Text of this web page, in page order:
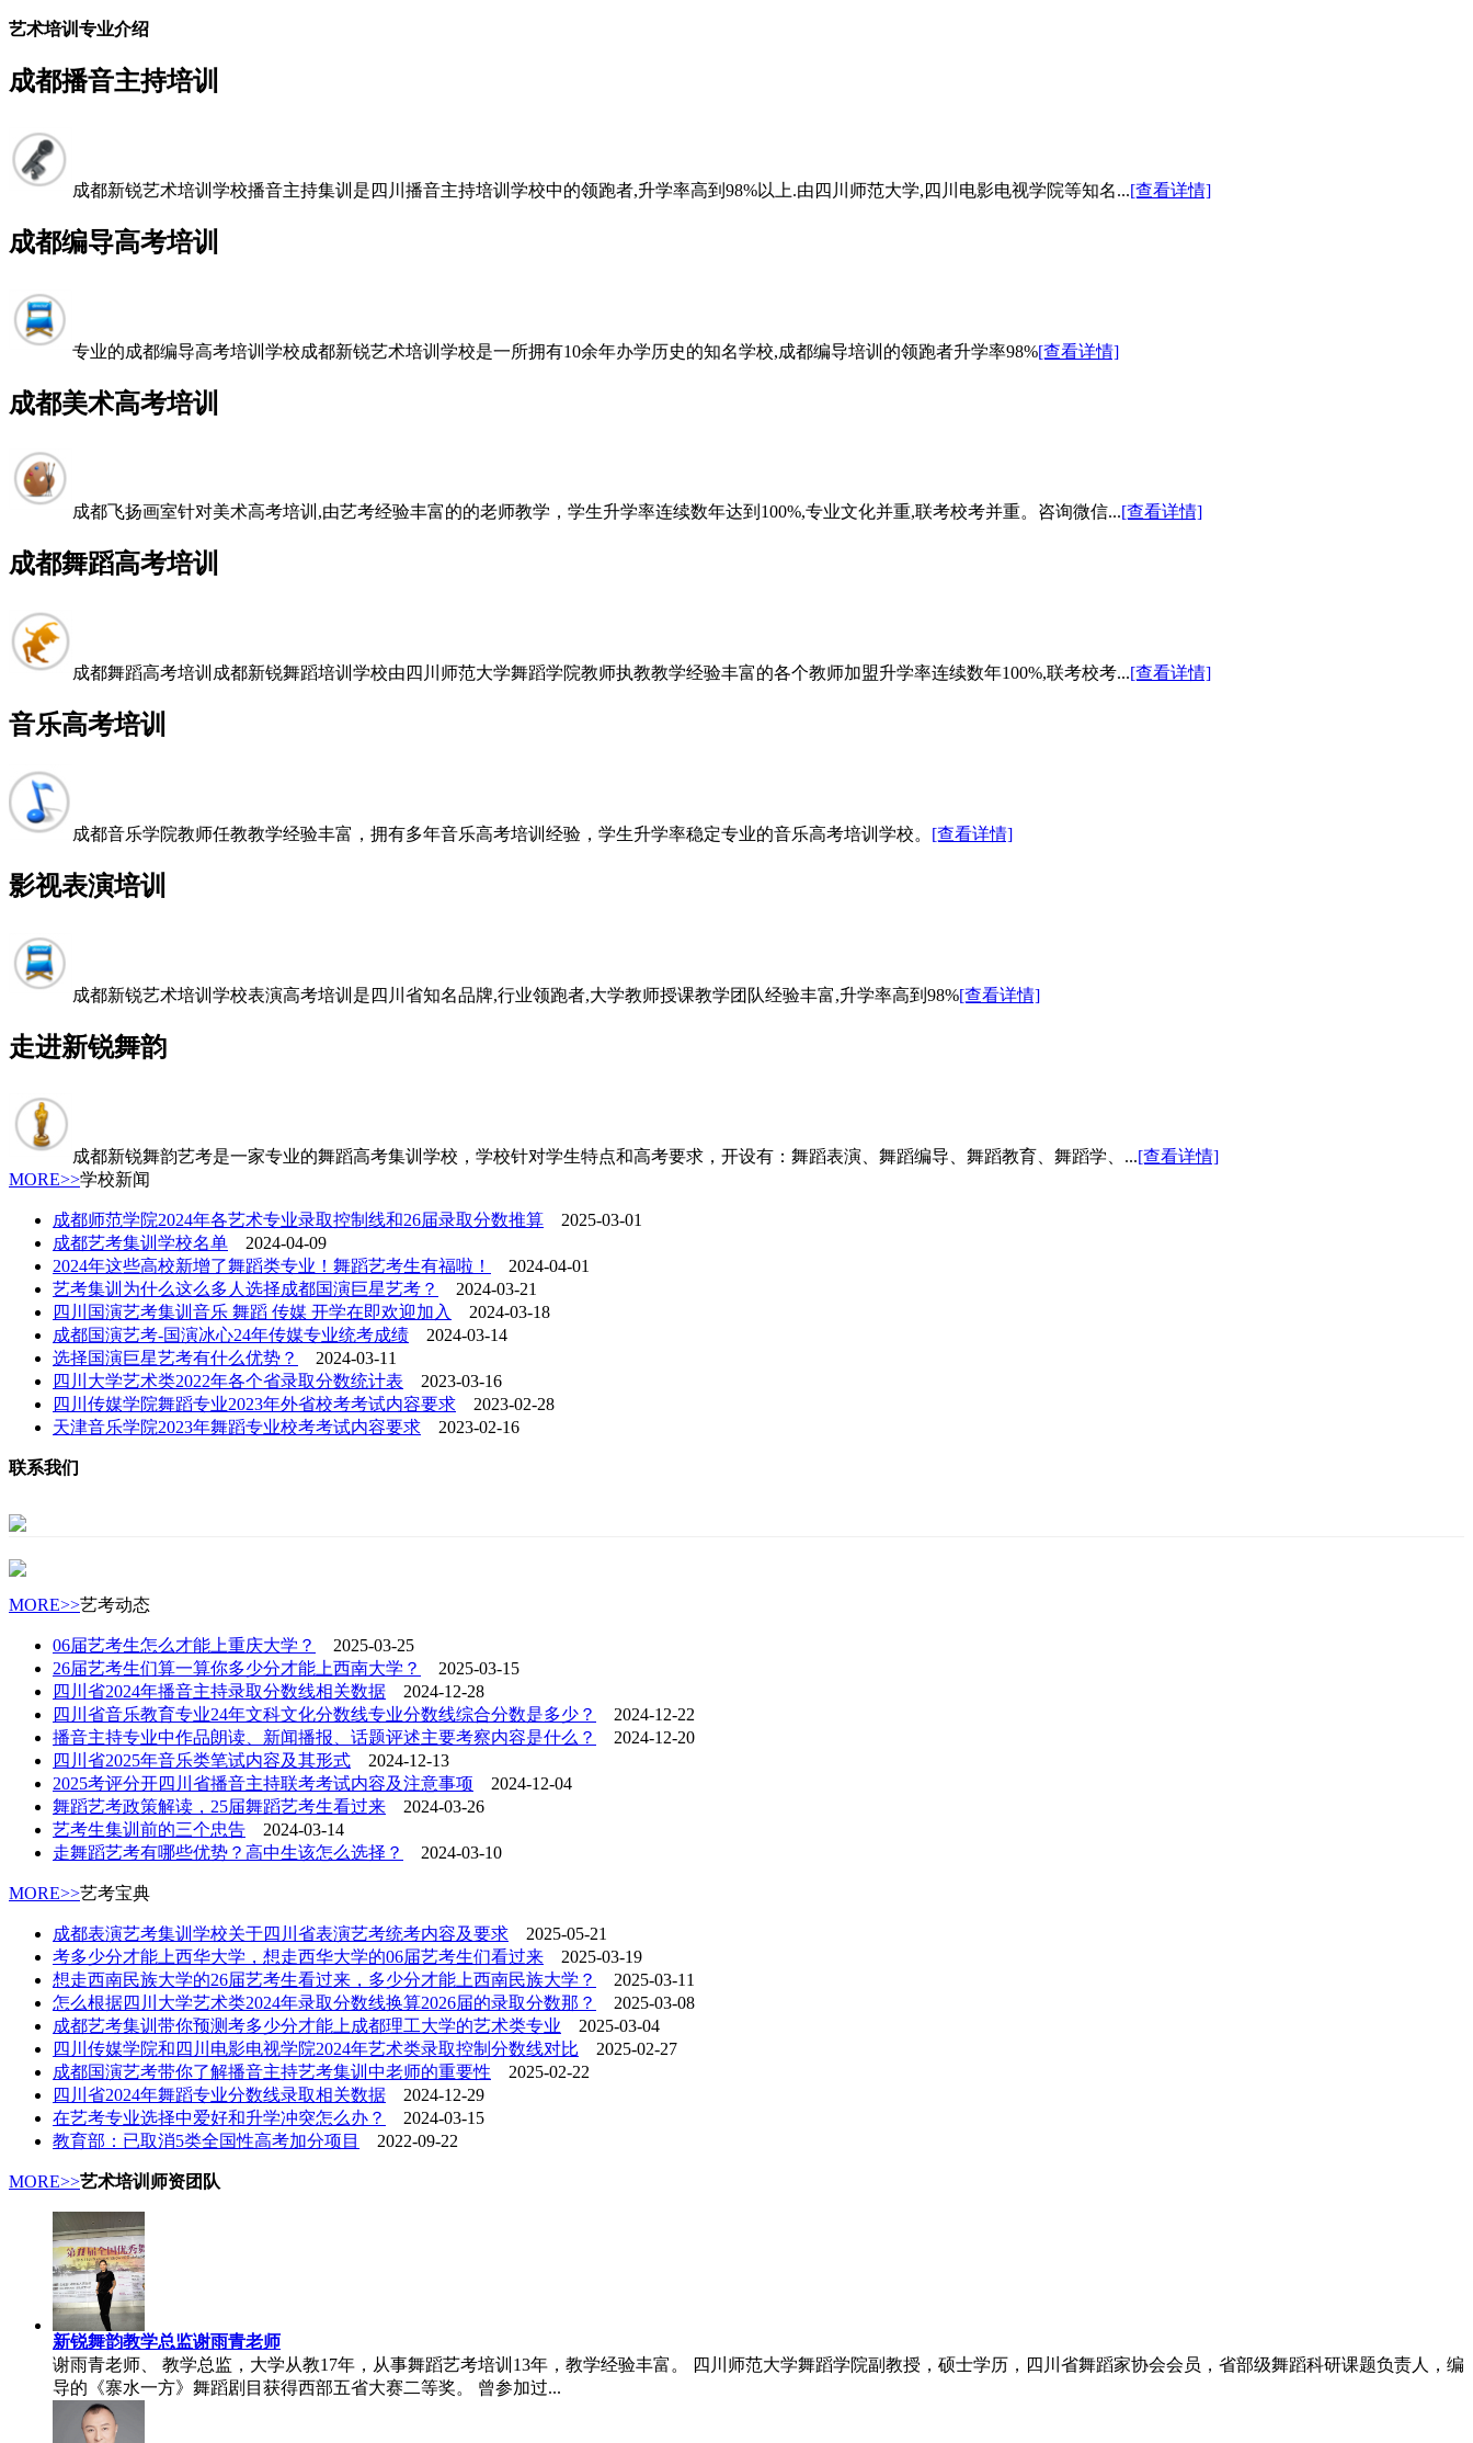
艺术培训专业介绍
成都播音主持培训
成都新锐艺术培训学校播音主持集训是四川播音主持培训学校中的领跑者,升学率高到98%以上.由四川师范大学,四川电影电视学院等知名...[查看详情]
成都编导高考培训
专业的成都编导高考培训学校成都新锐艺术培训学校是一所拥有10余年办学历史的知名学校,成都编导培训的领跑者升学率98%[查看详情]
成都美术高考培训
成都飞扬画室针对美术高考培训,由艺考经验丰富的的老师教学，学生升学率连续数年达到100%,专业文化并重,联考校考并重。咨询微信...[查看详情]
成都舞蹈高考培训
成都舞蹈高考培训成都新锐舞蹈培训学校由四川师范大学舞蹈学院教师执教教学经验丰富的各个教师加盟升学率连续数年100%,联考校考...[查看详情]
音乐高考培训
成都音乐学院教师任教教学经验丰富，拥有多年音乐高考培训经验，学生升学率稳定专业的音乐高考培训学校。 [查看详情]
影视表演培训
成都新锐艺术培训学校表演高考培训是四川省知名品牌,行业领跑者,大学教师授课教学团队经验丰富,升学率高到98%[查看详情]
走进新锐舞韵
成都新锐舞韵艺考是一家专业的舞蹈高考集训学校，学校针对学生特点和高考要求，开设有：舞蹈表演、舞蹈编导、舞蹈教育、舞蹈学、...[查看详情]
MORE>>学校新闻
成都师范学院2024年各艺术专业录取控制线和26届录取分数推算 2025-03-01
成都艺考集训学校名单 2024-04-09
2024年这些高校新增了舞蹈类专业！舞蹈艺考生有福啦！
2024-04-01
艺考集训为什么这么多人选择成都国演巨星艺考？
2024-03-21
四川国演艺考集训音乐 舞蹈 传媒 开学在即欢迎加入
2024-03-18
成都国演艺考-国演冰心24年传媒专业统考成绩 2024-03-14
选择国演巨星艺考有什么优势？
2024-03-11
四川大学艺术类2022年各个省录取分数统计表 2023-03-16
四川传媒学院舞蹈专业2023年外省校考考试内容要求 2023-02-28
天津音乐学院2023年舞蹈专业校考考试内容要求 2023-02-16
联系我们
MORE>>艺考动态
06届艺考生怎么才能上重庆大学？
2025-03-25
26届艺考生们算一算你多少分才能上西南大学？
2025-03-15
四川省2024年播音主持录取分数线相关数据 2024-12-28
四川省音乐教育专业24年文科文化分数线专业分数线综合分数是多少？
2024-12-22
播音主持专业中作品朗读、新闻播报、话题评述主要考察内容是什么？
2024-12-20
四川省2025年音乐类笔试内容及其形式 2024-12-13
2025考评分开四川省播音主持联考考试内容及注意事项 2024-12-04
舞蹈艺考政策解读，25届舞蹈艺考生看过来 2024-03-26
艺考生集训前的三个忠告 2024-03-14
走舞蹈艺考有哪些优势？高中生该怎么选择？
2024-03-10
MORE>>艺考宝典
成都表演艺考集训学校关于四川省表演艺考统考内容及要求 2025-05-21
考多少分才能上西华大学，想走西华大学的06届艺考生们看过来 2025-03-19
想走西南民族大学的26届艺考生看过来，多少分才能上西南民族大学？
2025-03-11
怎么根据四川大学艺术类2024年录取分数线换算2026届的录取分数那？
2025-03-08
成都艺考集训带你预测考多少分才能上成都理工大学的艺术类专业 2025-03-04
四川传媒学院和四川电影电视学院2024年艺术类录取控制分数线对比 2025-02-27
成都国演艺考带你了解播音主持艺考集训中老师的重要性 2025-02-22
四川省2024年舞蹈专业分数线录取相关数据 2024-12-29
在艺考专业选择中爱好和升学冲突怎么办？
2024-03-15
教育部：已取消5类全国性高考加分项目
2022-09-22
MORE>>艺术培训师资团队
新锐舞韵教学总监谢雨青老师
谢雨青老师、 教学总监，大学从教17年，从事舞蹈艺考培训13年，教学经验丰富。 四川师范大学舞蹈学院副教授，硕士学历，四川省舞蹈家协会会员，省部级舞蹈科研课题负责人，编
导的《寨水一方》舞蹈剧目获得西部五省大赛二等奖。 曾参加过...